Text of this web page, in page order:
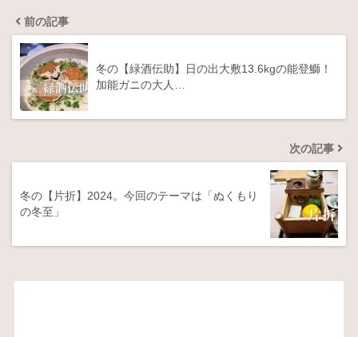
前の記事
冬の【緑酒伝助】日の出大敷13.6kgの能登鰤！
加能ガニの大人…
次の記事
冬の【片折】2024。今回のテーマは「ぬくもり
の冬至」